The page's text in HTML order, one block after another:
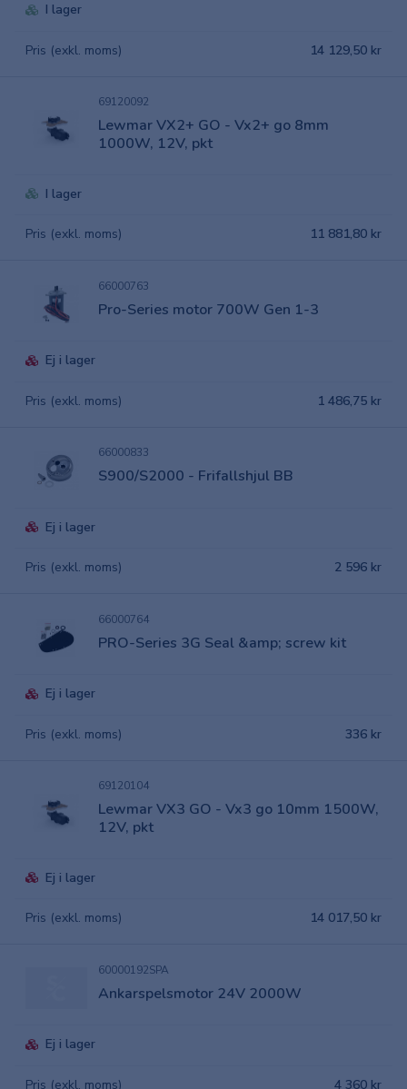
I lager
Pris (exkl. moms) 14 129,50 kr
69120092
Lewmar VX2+ GO - Vx2+ go 8mm
1000W, 12V, pkt
I lager
Pris (exkl. moms) 11 881,80 kr
66000763
Pro-Series motor 700W Gen 1-3
Ej i lager
Pris (exkl. moms) 1 486,75 kr
66000833
S900/S2000 - Frifallshjul BB
Ej i lager
Pris (exkl. moms) 2 596 kr
66000764
PRO-Series 3G Seal &amp; screw kit
Ej i lager
Pris (exkl. moms) 336 kr
69120104
Lewmar VX3 GO - Vx3 go 10mm 1500W,
12V, pkt
Ej i lager
Pris (exkl. moms) 14 017,50 kr
60000192SPA
Ankarspelsmotor 24V 2000W
Ej i lager
Pris (exkl. moms) 4 360 kr